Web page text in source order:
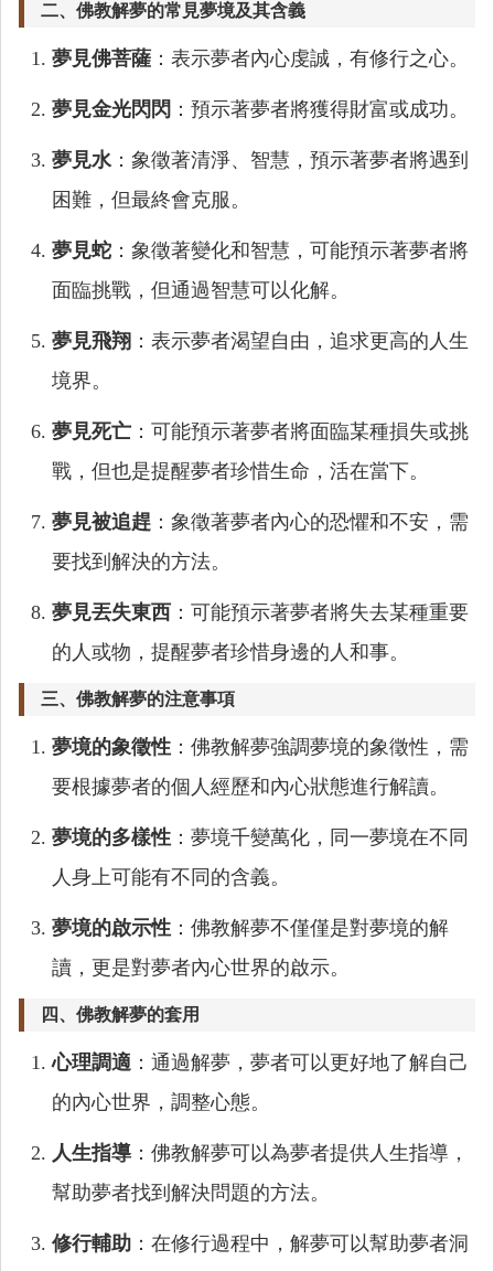
二、佛教解夢的常見夢境及其含義
夢見佛菩薩 ：表示夢者內心虔誠，有修行之心。
夢見金光閃閃 ：預示著夢者將獲得財富或成功。
夢見水 ：象徵著清淨、智慧，預示著夢者將遇到
困難，但最終會克服。
夢見蛇 ：象徵著變化和智慧，可能預示著夢者將
面臨挑戰，但通過智慧可以化解。
夢見飛翔 ：表示夢者渴望自由，追求更高的人生
境界。
夢見死亡 ：可能預示著夢者將面臨某種損失或挑
戰，但也是提醒夢者珍惜生命，活在當下。
夢見被追趕 ：象徵著夢者內心的恐懼和不安，需
要找到解決的方法。
夢見丟失東西 ：可能預示著夢者將失去某種重要
的人或物，提醒夢者珍惜身邊的人和事。
三、佛教解夢的注意事項
夢境的象徵性 ：佛教解夢強調夢境的象徵性，需
要根據夢者的個人經歷和內心狀態進行解讀。
夢境的多樣性 ：夢境千變萬化，同一夢境在不同
人身上可能有不同的含義。
夢境的啟示性 ：佛教解夢不僅僅是對夢境的解
讀，更是對夢者內心世界的啟示。
四、佛教解夢的套用
心理調適 ：通過解夢，夢者可以更好地了解自己
的內心世界，調整心態。
人生指導 ：佛教解夢可以為夢者提供人生指導，
幫助夢者找到解決問題的方法。
修行輔助 ：在修行過程中，解夢可以幫助夢者洞